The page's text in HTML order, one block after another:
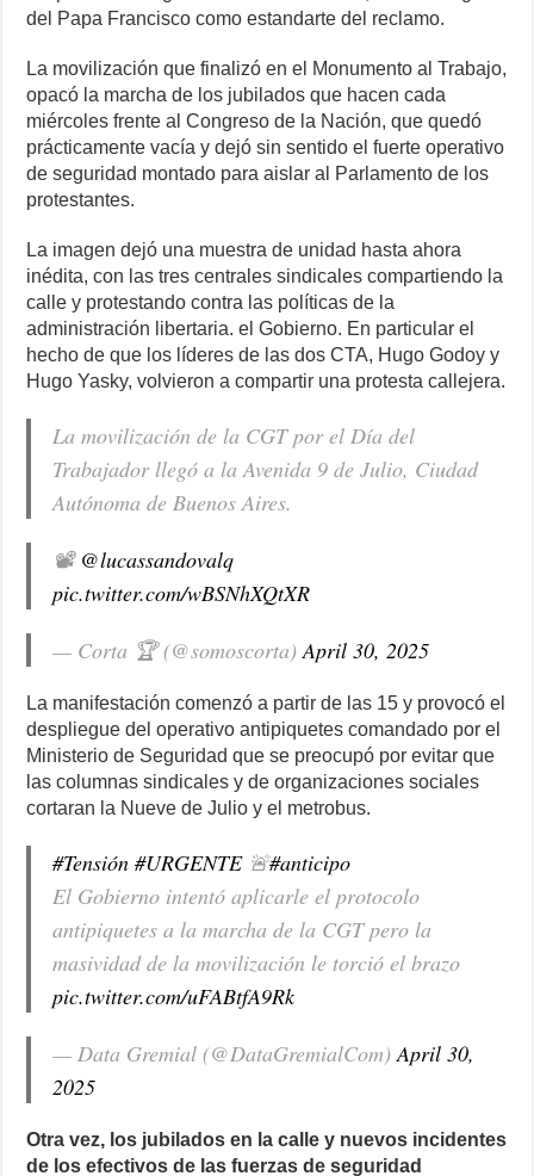
o
o
k
p
p
g
er
m n
k
del Papa Francisco como estandarte del reclamo.
La movilización que finalizó en el Monumento al Trabajo,
opacó la marcha de los jubilados que hacen cada
miércoles frente al Congreso de la Nación, que quedó
prácticamente vacía y dejó sin sentido el fuerte operativo
de seguridad montado para aislar al Parlamento de los
protestantes.
La imagen dejó una muestra de unidad hasta ahora
inédita, con las tres centrales sindicales compartiendo la
calle y protestando contra las políticas de la
administración libertaria. el Gobierno. En particular el
hecho de que los líderes de las dos CTA, Hugo Godoy y
Hugo Yasky, volvieron a compartir una protesta callejera.
La movilización de la CGT por el Día del
Trabajador llegó a la Avenida 9 de Julio, Ciudad
Autónoma de Buenos Aires.
📽️ @lucassandovalq
pic.twitter.com/wBSNhXQtXR
— Corta 🏆 (@somoscorta)April 30, 2025
La manifestación comenzó a partir de las 15 y provocó el
despliegue del operativo antipiquetes comandado por el
Ministerio de Seguridad que se preocupó por evitar que
las columnas sindicales y de organizaciones sociales
cortaran la Nueve de Julio y el metrobus.
#Tensión #URGENTE🚨#anticipo
El Gobierno intentó aplicarle el protocolo
antipiquetes a la marcha de la CGT pero la
masividad de la movilización le torció el brazo
pic.twitter.com/uFABtfA9Rk
— Data Gremial (@DataGremialCom)April 30,
2025
Otra vez, los jubilados en la calle y nuevos incidentes
de los efectivos de las fuerzas de seguridad